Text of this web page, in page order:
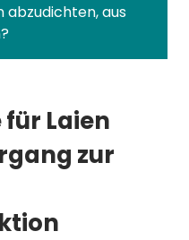
abzudichten, aus
Laien
zur